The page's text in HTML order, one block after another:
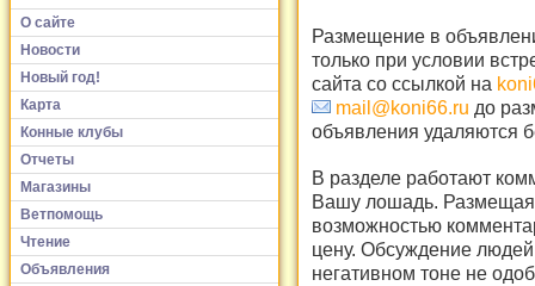
О сайте
Новости
Новый год!
Карта
Конные клубы
Отчеты
Магазины
Ветпомощь
Чтение
Объявления
Размещение в
только при условии
сайта со ссылкой на
mail@koni66.ru до
объявления удаляются
В разделе работают
Вашу лошадь. Размещая
возможностью
цену. Обсуждение
негативном тоне не